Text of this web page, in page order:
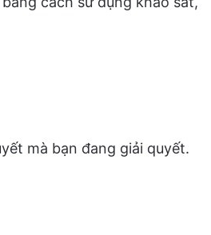
mà bạn đang giải quyết.